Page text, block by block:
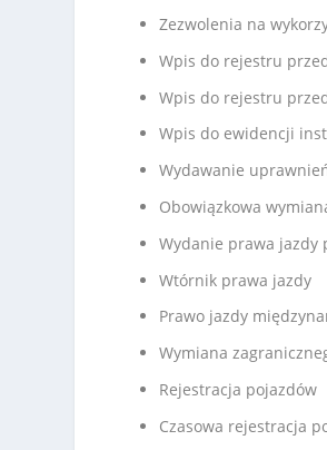
Zezwolenia na
Wpis do rejestru
Wpis do rejestru
Wpis do ewidencji
Wydawanie
Obowiązkowa
Wydanie prawa jazdy
Wtórnik prawa jazdy
Prawo jazdy
Wymiana
Rejestracja pojazdów
Czasowa rejestracja